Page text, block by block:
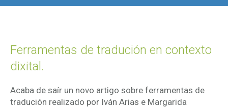
Ferramentas de tradución en contexto
dixital.
Acaba de saír un novo artigo sobre ferramentas de
tradución realizado por Iván Arias e Margarida